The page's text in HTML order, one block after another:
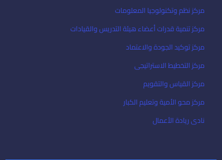
مركز نظم وتكنولوجيا المعلومات
مركز تنمية قدرات أعضاء هيئة التدريس والقيادات
مركز توكيد الجودة والاعتماد
مركز التخطيط الاستراتيجى
مركز القياس والتقويم
مركز محو الأمية وتعليم الكبار
نادى ريادة الأعمال